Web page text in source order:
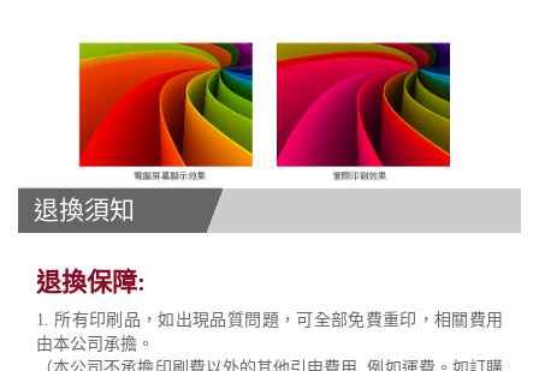
退換須知
退換保障:
1. 所有印刷品，如出現品質問題，可全部免費重印，相關費用
由本公司承擔。